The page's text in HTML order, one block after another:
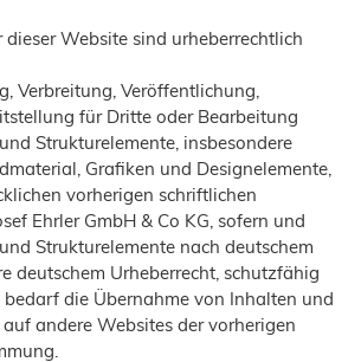
dieser Website sind urheberrechtlich
Verbreitung, Veröffentlichung,
für Dritte oder Bearbeitung
Strukturelemente, insbesondere
Grafiken und Designelemente,
vorherigen schriftlichen
Ehrler GmbH & Co KG, sofern und
Strukturelemente nach deutschem
deutschem Urheberrecht, schutzfähig
bedarf die Übernahme von Inhalten und
andere Websites der vorherigen